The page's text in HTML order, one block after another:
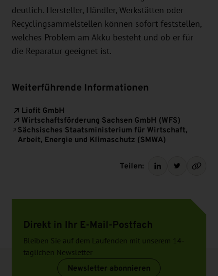
deutlich. Hersteller, Händler, Werkstätten oder
Recyclingsammelstellen können sofort feststellen,
welches Problem am Akku besteht und ob er für
die Reparatur geeignet ist.
Weiterführende Informationen
Liofit GmbH
Wirtschaftsförderung Sachsen GmbH (WFS)
Sächsisches Staatsministerium für Wirtschaft,
Arbeit, Energie und Klimaschutz (SMWA)
Teilen:
Direkt in Ihr E-Mail-Postfach
Bleiben Sie auf dem Laufenden mit unserem 14-
täglichen Newsletter
Newsletter abonnieren